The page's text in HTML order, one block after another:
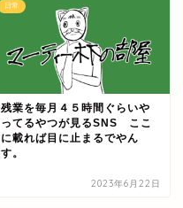
日常
残業を毎月４５時間ぐらいや
ってるやつが見るSNS ここ
に載れば目に止まるでやん
す。
2023年6月22日